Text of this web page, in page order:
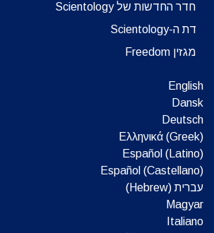
חדר החדשות של Scientology
דת ה-Scientology
מגזין Freedom
English
Dansk
Deutsch
Ελληνικά (Greek)
Español (Latino)
Español (Castellano)
עברית (Hebrew)‏
Magyar
Italiano